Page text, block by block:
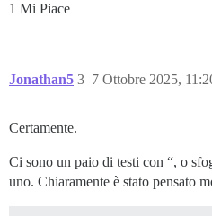
1 Mi Piace
Jonathan5 7 Ottobre 2025,
3
Certamente.
Ci sono un paio di testi con “, o
uno. Chiaramente è stato pensato